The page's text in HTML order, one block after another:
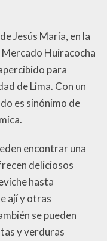
Jesús María, en la
Huiracocha
para
de Lima. Con un
es sinónimo de
encontrar una
deliciosos
hasta
ají y otras
se pueden
y verduras